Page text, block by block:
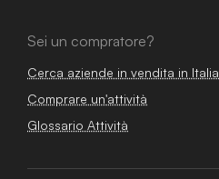
Sei un compratore?
Cerca aziende in vendita in Italia
Comprare un'attività
Glossario Attività